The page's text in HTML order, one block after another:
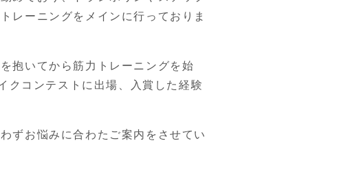
レーニングをメインに行っておりま
抱いてから筋力トレーニングを始
クコンテストに出場、入賞した経験
ずお悩みに合わたご案内をさせてい